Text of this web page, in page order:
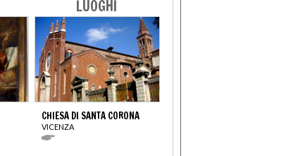
LUOGHI
CHIESA DI SANTA CORONA
VICENZA